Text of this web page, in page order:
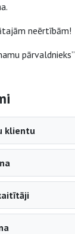
neērtībām!
pārvaldnieks”
klientu